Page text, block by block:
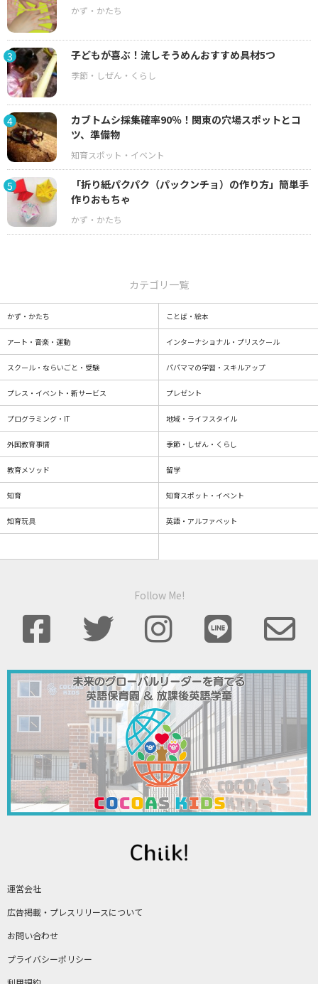
3 子どもが喜ぶ！流しそうめんおすすめ具材5つ
4
カブトムシ採集確率90％！関東の穴場スポットとコ
ツ、準備物
5
「折り紙パクパク（パックンチョ）の作り方」簡単手
作りおもちゃ
運営会社
広告掲載・プレスリリースについて
お問い合わせ
プライバシーポリシー
カテゴリ一覧
かず・かたち ことば・絵本
アート・音楽・運動 インターナショナル・プリスクール
スクール・ならいごと・受験 パパママの学習・スキルアップ
プレス・イベント・新サービス プレゼント
プログラミング・IT 地域・ライフスタイル
外国教育事情 季節・しぜん・くらし
教育メソッド 留学
知育 知育スポット・イベント
知育玩具 英語・アルファベット
Follow Me!